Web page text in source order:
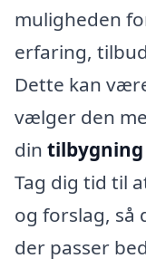
muligheden
erfaring,
Dette kan
vælger den
din
Tag dig tid til
og forslag, så
der passer